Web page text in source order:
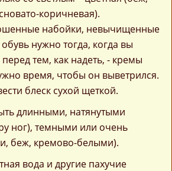
коричневая).
набойки, невычищенные
нужно тогда, когда вы
тем, как надеть, - кремы
время, чтобы он выветрился.
блеск сухой щеткой.
длинными, натянутыми
ног), темными или очень
беж, кремово-белыми).
вода и другие пахучие